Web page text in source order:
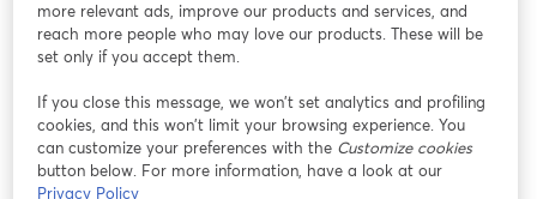
Jana Kochanowskiego, zastępca kierownika Kliniki Chorób
Zakaźnych Wojewódzkiego Szpitala Zespolonego w Kielcach
oraz wiceprezes Polskiego Towarzystwa Hepatologicznego❤️❤️
✅Anonimowy czat
✅Przyjazna atmosfera😉
✅Bezpłatny udział
more relevant ads, improve our products and services, and
reach more people who may love our products. These will be
set only if you accept them.
If you close this message, we won’t set analytics and profiling
cookies, and this won’t limit your browsing experience. You
can customize your preferences with the Customize cookies
button below. For more information, have a look at our
Privacy Policy